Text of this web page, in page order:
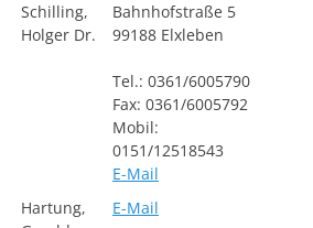
Schilling,
Holger Dr.
Bahnhofstraße 5
99188 Elxleben
Tel.: 0361/6005790
Fax: 0361/6005792
Mobil:
0151/12518543
E-Mail
Hartung,
E-Mail